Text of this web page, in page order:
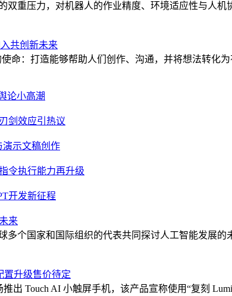
双重压力，对机器人的作业精度、环境适应性与人
共创新未来
命：打造能够帮助人们创作、沟通，并将想法转化
论小高潮
剑效应引热议
演示文稿创作
令执行能力再升级
开发新征程
来
多个国家和国际组织的代表共同探讨人工智能发展
置升级售价待定
出 Touch AI 小触屏手机，该产品宣称使用“复刻